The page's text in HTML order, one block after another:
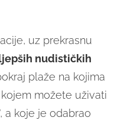
uz prekrasnu
nudističkih
plaže na kojima
možete uživati
a koje je odabrao